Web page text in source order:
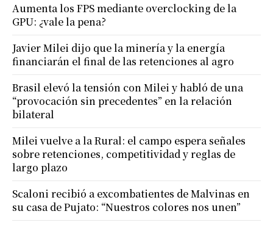
Aumenta los FPS mediante overclocking de la
GPU: ¿vale la pena?
Javier Milei dijo que la minería y la energía
financiarán el final de las retenciones al agro
Brasil elevó la tensión con Milei y habló de una
“provocación sin precedentes” en la relación
bilateral
Milei vuelve a la Rural: el campo espera señales
sobre retenciones, competitividad y reglas de
largo plazo
Scaloni recibió a excombatientes de Malvinas en
su casa de Pujato: “Nuestros colores nos unen”